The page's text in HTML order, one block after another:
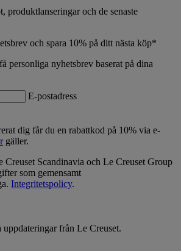
produktlanseringar och de senaste
och spara 10% på ditt nästa köp*
personliga nyhetsbrev baserat på dina
E-postadress
dig får du en rabattkod på 10% via e-
gäller.
Scandinavia och Le Creuset Group
som gemensamt
Integritetspolicy.
från Le Creuset.